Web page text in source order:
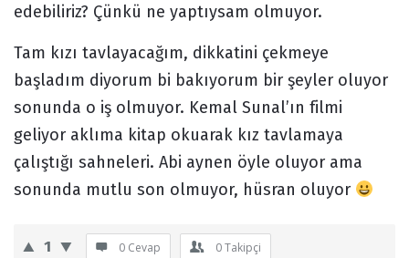
edebiliriz? Çünkü ne yaptıysam olmuyor.
Tam kızı tavlayacağım, dikkatini çekmeye
başladım diyorum bi bakıyorum bir şeyler oluyor
sonunda o iş olmuyor. Kemal Sunal’ın filmi
geliyor aklıma kitap okuarak kız tavlamaya
çalıştığı sahneleri. Abi aynen öyle oluyor ama
sonunda mutlu son olmuyor, hüsran oluyor
1 0 Cevap 0Takipçi